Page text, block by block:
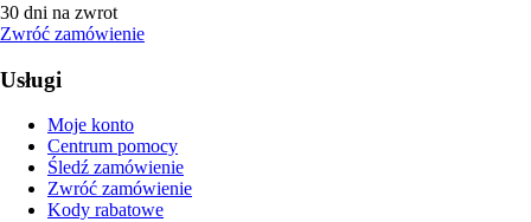
30 dni na zwrot
Zwróć zamówienie
Usługi
Moje konto
Centrum pomocy
Śledź zamówienie
Zwróć zamówienie
Kody rabatowe